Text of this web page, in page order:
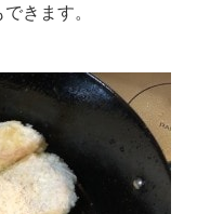
きます。